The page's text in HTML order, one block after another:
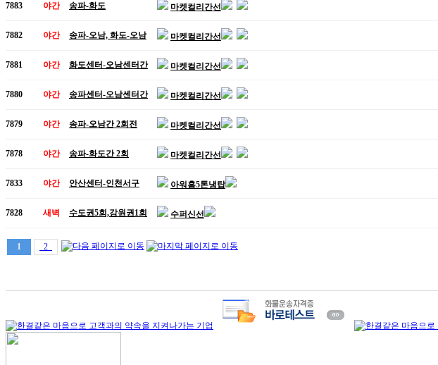
7883 야간 송파-화도 마켓컬리간선
7882 야간 송파-오남, 화도-오남 마켓컬리간선
7881 야간 화도센터-오남센터간 마켓컬리간선
7880 야간 송파센터-오남센터간 마켓컬리간선
7879 야간 송파-오남간 2회전 마켓컬리간선
7878 야간 송파-화도간 2회 마켓컬리간선
7833 야간 안산센터-인천서구 아워홈5톤냉탑
7828 새벽 수도권5회,강원권1회 수퍼신선
1 2